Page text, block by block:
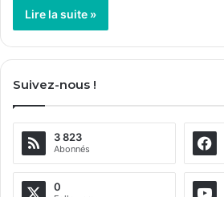
Lire la suite »
Suivez-nous !
3 823
Abonnés
0